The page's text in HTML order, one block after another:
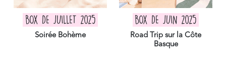
BOX DE JUILLET 2025
Soirée Bohème
BOX DE JUIN 2025
Road Trip sur la Côte
Basque